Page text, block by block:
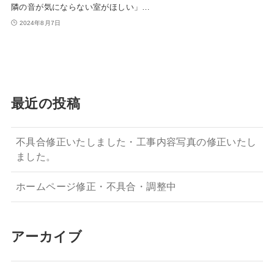
隣の音が気にならない室がほしい」…
2024年8月7日
最近の投稿
不具合修正いたしました・工事内容写真の修正いたし
ました。
ホームページ修正・不具合・調整中
アーカイブ